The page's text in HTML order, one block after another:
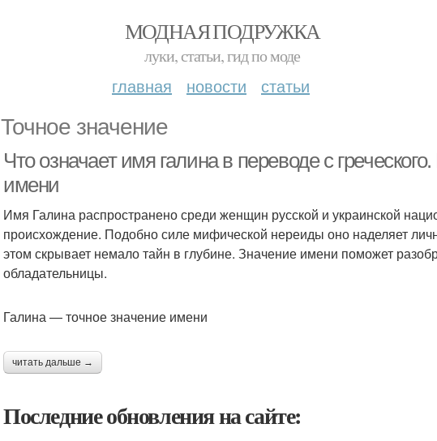
МОДНАЯ ПОДРУЖКА
луки, статьи, гид по моде
главная новости статьи
Точное значение
Что означает имя галина в переводе с
имени
Имя Галина распространено среди женщин русской и украинской
происхождение. Подобно силе мифической нереиды оно наделяет
этом скрывает немало тайн в глубине. Значение имени поможет
обладательницы.
Галина — точное значение имени
читать дальше →
Последние обновления на сайте: